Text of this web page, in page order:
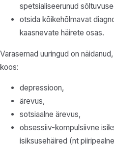
spetsialiseerunud
otsida kõikehõlmavat
kaasnevate häirete osas.
Varasemad uuringud on
koos:
depressioon,
ärevus,
sotsiaalne ärevus,
obsessiiv-kompulsiivne
isiksusehäired (nt